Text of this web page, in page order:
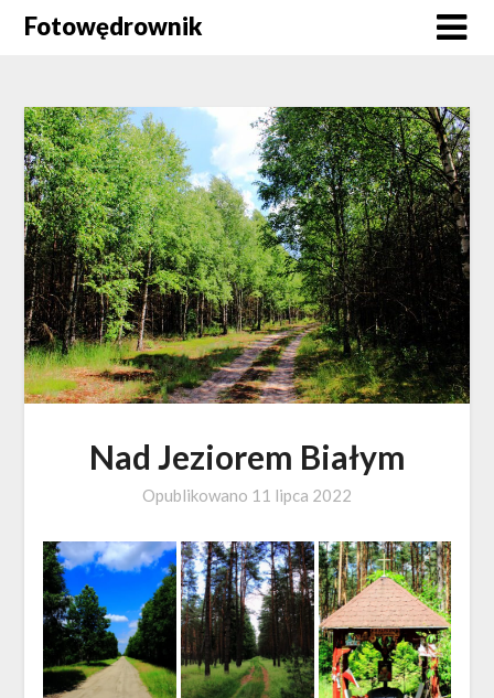
SkipFotowędrownik
Nad Jeziorem Białym
Opublikowano 11 lipca 2022